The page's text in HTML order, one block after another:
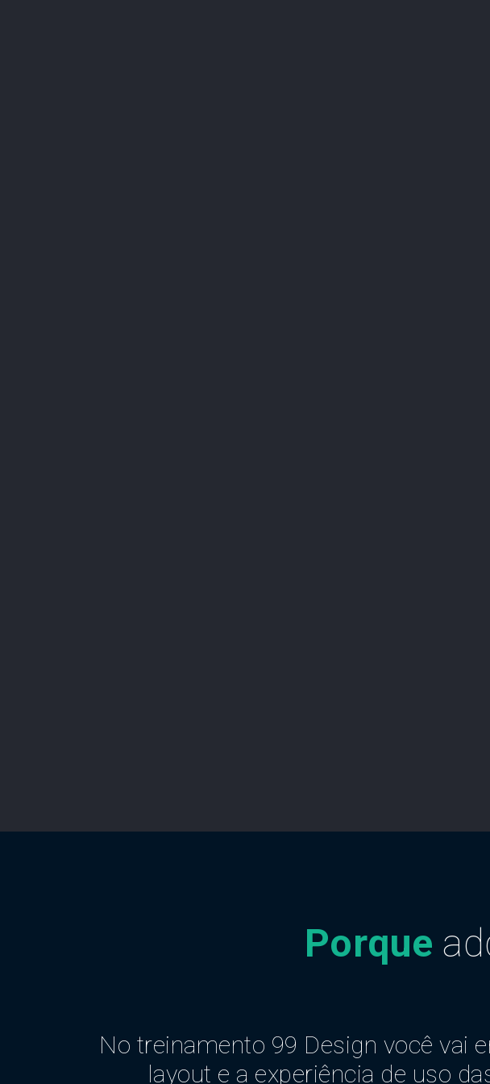
Porque
No treinamento 99 Design você vai
layout e a experiência de uso